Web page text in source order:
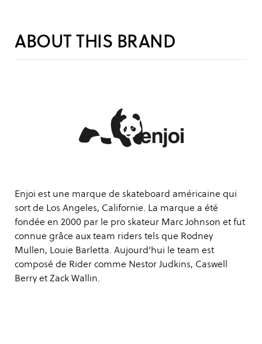
ABOUT THIS BRAND
Enjoi est une marque de skateboard américaine qui
sort de Los Angeles, Californie. La marque a été
fondée en 2000 par le pro skateur Marc Johnson et fut
connue grâce aux team riders tels que Rodney
Mullen, Louie Barletta. Aujourd’hui le team est
composé de Rider comme Nestor Judkins, Caswell
Berry et Zack Wallin.